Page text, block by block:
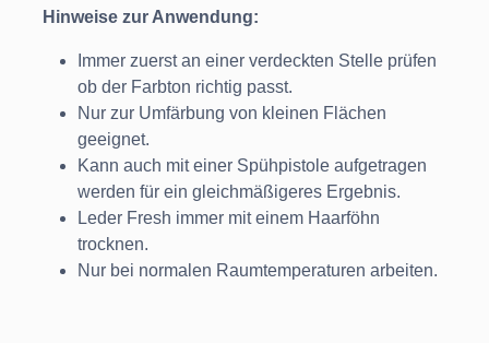
Hinweise zur Anwendung:
Immer zuerst an einer verdeckten Stelle prüfen
ob der Farbton richtig passt.
Nur zur Umfärbung von kleinen Flächen
geeignet.
Kann auch mit einer Spühpistole aufgetragen
werden für ein gleichmäßigeres Ergebnis.
Leder Fresh immer mit einem Haarföhn
trocknen.
Nur bei normalen Raumtemperaturen arbeiten.